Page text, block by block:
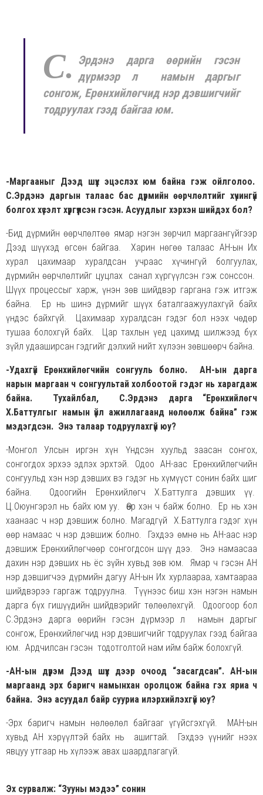
С. Эрдэнэ дарга өөрийн гэсэн
дүрмээр л намын даргыг
сонгож, Ерөнхийлөгчид нэр дэвшигчийг
тодруулах гээд байгаа юм.
-Маргааныг Дээд шүүх эцэслэх юм байна гэж ойлголоо.
С.Эрдэнэ даргын талаас бас дүрмийн өөрчлөлтийг хүчингүй
болгох хүсэлт хүргүүлсэн гэсэн. Асуудлыг хэрхэн шийдэх бол?
-Бид дүрмийн өөрчлөлтөө ямар нэгэн зөрчил маргаангүйгээр
Дээд шүүхэд өгсөн байгаа. Харин нөгөө талаас АН-ын Их
хурал цахимаар хуралдсан учраас хүчингүй болгуулах,
дүрмийн өөрчлөлтийг цуцлах санал хүргүүлсэн гэж сонссон.
Шүүх процессыг харж, үнэн зөв шийдвэр гаргана гэж итгэж
байна. Ер нь шинэ дүрмийг шүүх баталгаажуулахгүй байх
үндэс байхгүй. Цахимаар хуралдсан гэдэг бол нээх чөдөр
тушаа болохгүй байх. Цар тахлын үед цахимд шилжээд бүх
зүйл удааширсан гэдгийг дэлхий нийт хүлээн зөвшөөрч байна.
-Удахгүй Ерөнхийлөгчийн сонгууль болно. АН-ын дарга
нарын маргаан ч сонгуультай холбоотой гэдэг нь харагдаж
байна. Тухайлбал, С.Эрдэнэ дарга “Ерөнхийлөгч
Х.Баттулгыг намын үйл ажиллагаанд нөлөөлж байна” гэж
мэдэгдсэн. Энэ талаар тодруулахгүй юу?
-Монгол Улсын иргэн хүн Үндсэн хуульд заасан сонгох,
сонгогдох эрхээ эдлэх эрхтэй. Одоо АН-аас Ерөнхийлөгчийн
сонгуульд хэн нэр дэвших вэ гэдэг нь хүмүүст сонин байх шиг
байна. Одоогийн Ерөнхийлөгч Х.Баттулга дэвших үү.
Ц.Оюунгэрэл нь байх юм уу. Өөр хэн ч байж болно. Ер нь хэн
хаанаас ч нэр дэвшиж болно. Магадгүй Х.Баттулга гэдэг хүн
өөр намаас ч нэр дэвшиж болно. Гэхдээ өмнө нь АН-аас нэр
дэвшиж Ерөнхийлөгчөөр сонгогдсон шүү дээ. Энэ намаасаа
дахин нэр дэвших нь ёс зүйн хувьд зөв юм. Ямар ч гэсэн АН
нэр дэвшигчээ дүрмийн дагуу АН-ын Их хурлаараа, хамтаараа
шийдвэрээ гаргаж тодруулна. Түүнээс биш хэн нэгэн намын
дарга бүх гишүүдийн шийдвэрийг төлөөлөхгүй. Одоогоор бол
С.Эрдэнэ дарга өөрийн гэсэн дүрмээр л намын даргыг
сонгож, Ерөнхийлөгчид нэр дэвшигчийг тодруулах гээд байгаа
юм. Ардчилсан гэсэн тодотголтой нам ийм байж болохгүй.
-АН-ын дүрэм Дээд шүүх дээр очоод “засагдсан”. АН-ын
маргаанд эрх баригч намынхан оролцож байна гэх яриа ч
байна. Энэ асуудал байр сууриа илэрхийлэхгүй юу?
-Эрх баригч намын нөлөөлөл байгааг үгүйсгэхгүй. МАН-ын
хувьд АН хэрүүлтэй байх нь ашигтай. Гэхдээ үүнийг нээх
явцуу утгаар нь хүлээж авах шаардлагагүй.
Эх сурвалж: “Зууны мэдээ” сонин